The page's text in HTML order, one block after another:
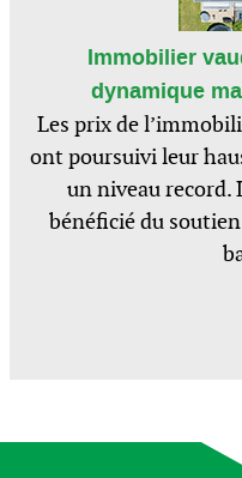
Immobilier
dynamique
Les prix de
ont poursuivi leur
un niveau record.
bénéficié du